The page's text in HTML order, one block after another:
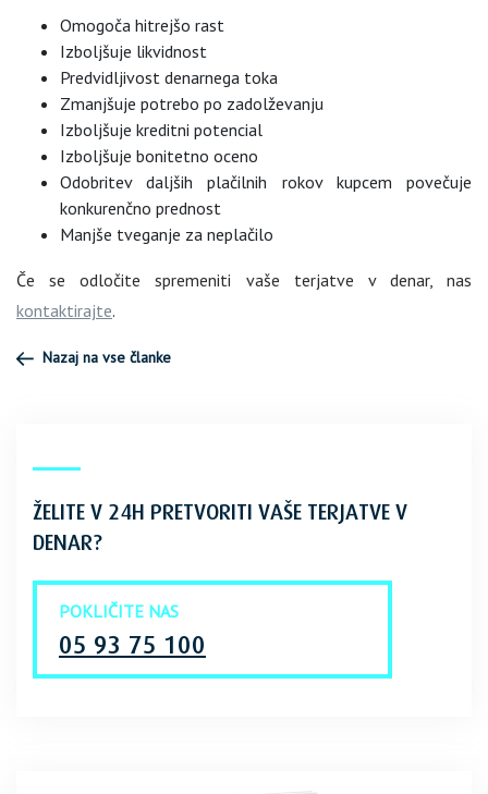
Omogoča hitrejšo rast
Izboljšuje likvidnost
Predvidljivost denarnega toka
Zmanjšuje potrebo po zadolževanju
Izboljšuje kreditni potencial
Izboljšuje bonitetno oceno
Odobritev daljših plačilnih rokov kupcem povečuje
konkurenčno prednost
Manjše tveganje za neplačilo
Če se odločite spremeniti vaše terjatve v denar, nas
kontaktirajte.
Nazaj na vse članke
ŽELITE V 24H PRETVORITI VAŠE TERJATVE V
DENAR?
POKLIČITE NAS
05 93 75 100